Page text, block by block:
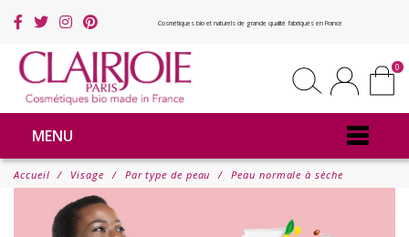
Cosmétiques bio et naturels de grande qualité fabriqués en France
0
MENU
Accueil Visage Par type de peau Peau normale à sèche